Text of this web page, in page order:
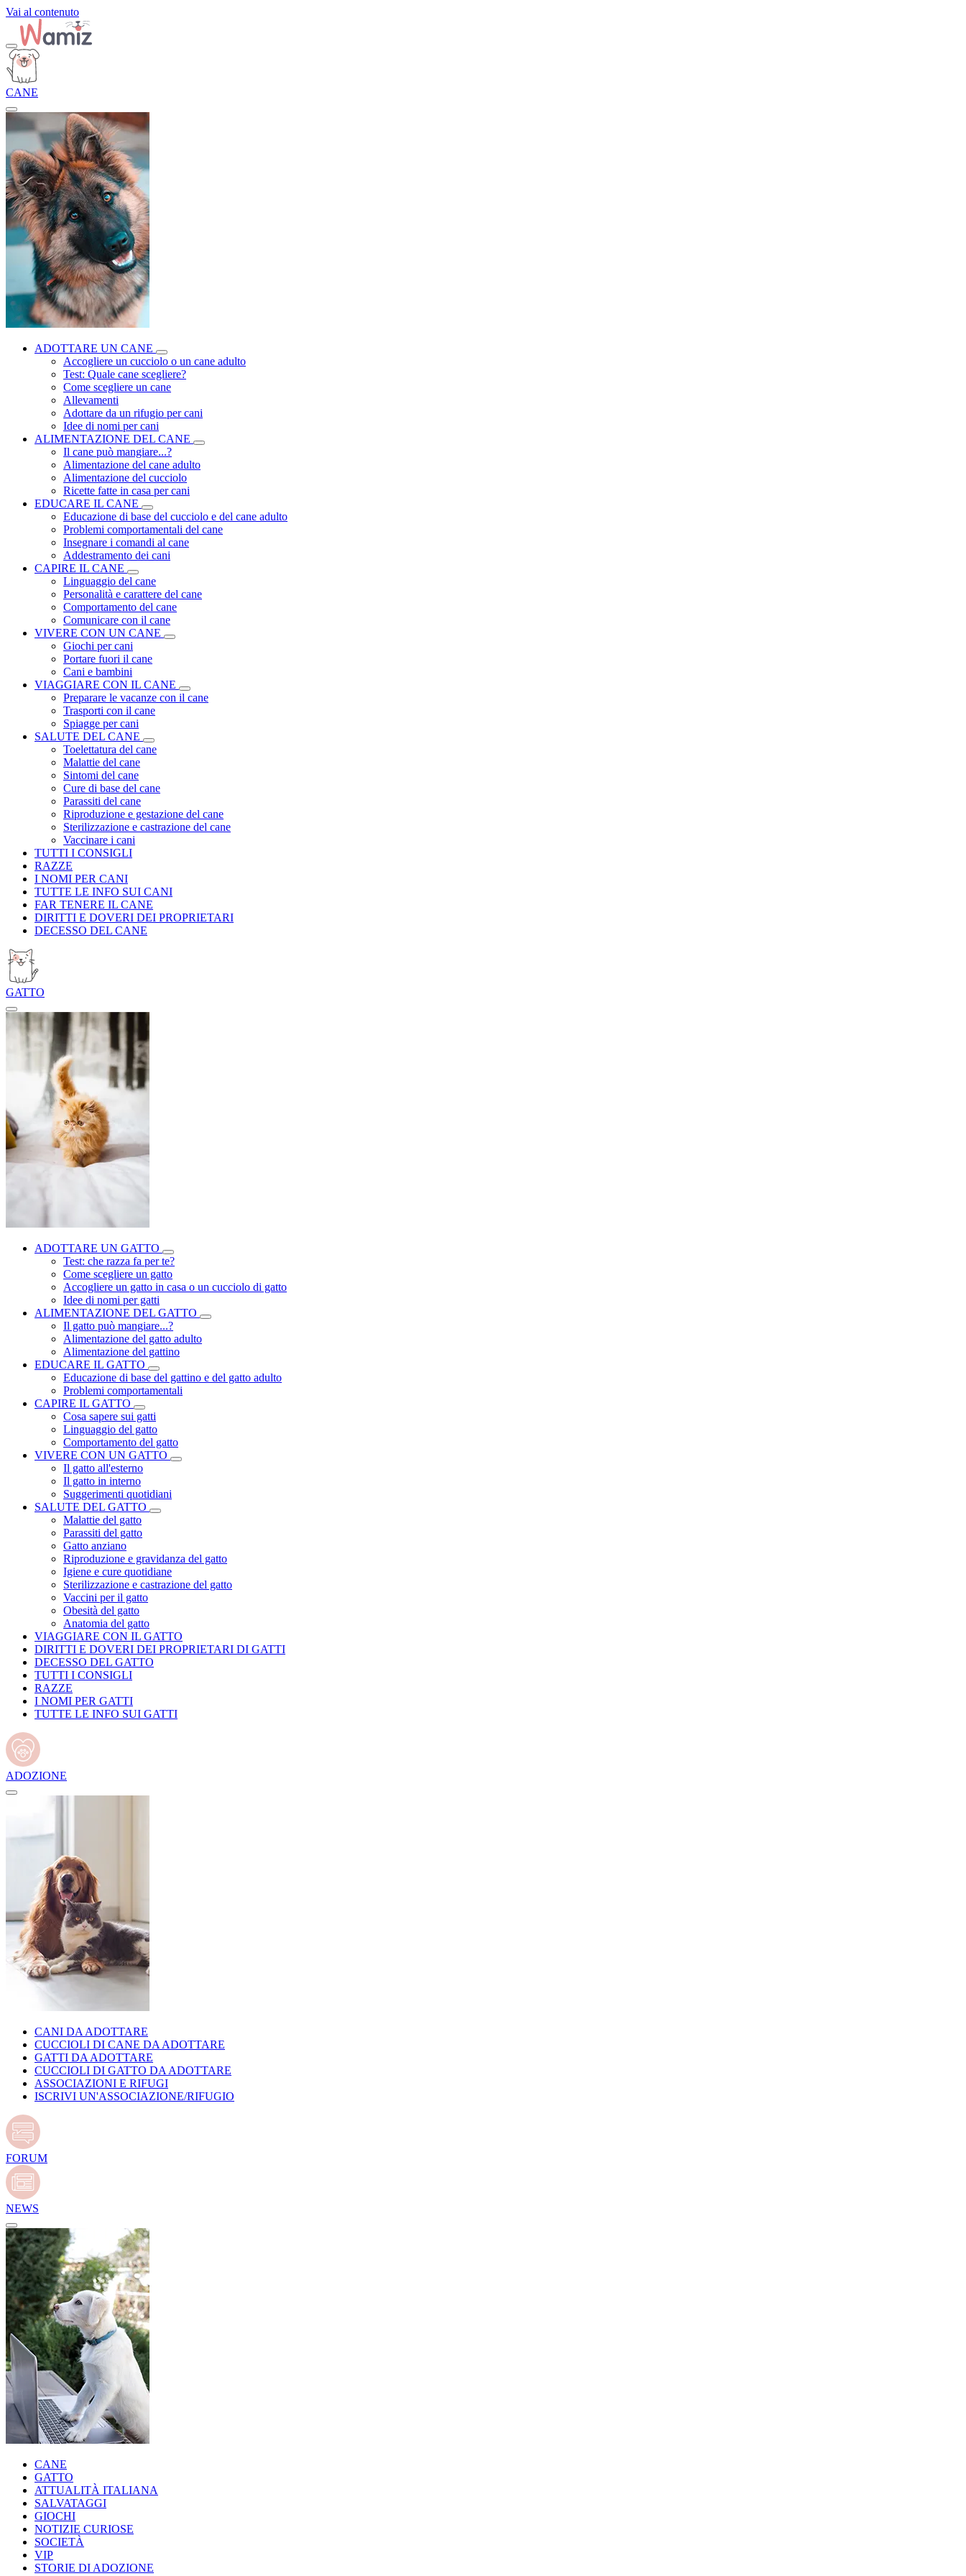
Vai al contenuto
CANE
ADOTTARE UN CANE
Accogliere un cucciolo o un cane adulto
Test: Quale cane scegliere?
Come scegliere un cane
Allevamenti
Adottare da un rifugio per cani
Idee di nomi per cani
ALIMENTAZIONE DEL CANE
Il cane può mangiare...?
Alimentazione del cane adulto
Alimentazione del cucciolo
Ricette fatte in casa per cani
EDUCARE IL CANE
Educazione di base del cucciolo e del cane adulto
Problemi comportamentali del cane
Insegnare i comandi al cane
Addestramento dei cani
CAPIRE IL CANE
Linguaggio del cane
Personalità e carattere del cane
Comportamento del cane
Comunicare con il cane
VIVERE CON UN CANE
Giochi per cani
Portare fuori il cane
Cani e bambini
VIAGGIARE CON IL CANE
Preparare le vacanze con il cane
Trasporti con il cane
Spiagge per cani
SALUTE DEL CANE
Toelettatura del cane
Malattie del cane
Sintomi del cane
Cure di base del cane
Parassiti del cane
Riproduzione e gestazione del cane
Sterilizzazione e castrazione del cane
Vaccinare i cani
TUTTI I CONSIGLI
RAZZE
I NOMI PER CANI
TUTTE LE INFO SUI CANI
FAR TENERE IL CANE
DIRITTI E DOVERI DEI PROPRIETARI
DECESSO DEL CANE
GATTO
ADOTTARE UN GATTO
Test: che razza fa per te?
Come scegliere un gatto
Accogliere un gatto in casa o un cucciolo di gatto
Idee di nomi per gatti
ALIMENTAZIONE DEL GATTO
Il gatto può mangiare...?
Alimentazione del gatto adulto
Alimentazione del gattino
EDUCARE IL GATTO
Educazione di base del gattino e del gatto adulto
Problemi comportamentali
CAPIRE IL GATTO
Cosa sapere sui gatti
Linguaggio del gatto
Comportamento del gatto
VIVERE CON UN GATTO
Il gatto all'esterno
Il gatto in interno
Suggerimenti quotidiani
SALUTE DEL GATTO
Malattie del gatto
Parassiti del gatto
Gatto anziano
Riproduzione e gravidanza del gatto
Igiene e cure quotidiane
Sterilizzazione e castrazione del gatto
Vaccini per il gatto
Obesità del gatto
Anatomia del gatto
VIAGGIARE CON IL GATTO
DIRITTI E DOVERI DEI PROPRIETARI DI GATTI
DECESSO DEL GATTO
TUTTI I CONSIGLI
RAZZE
I NOMI PER GATTI
TUTTE LE INFO SUI GATTI
ADOZIONE
CANI DA ADOTTARE
CUCCIOLI DI CANE DA ADOTTARE
GATTI DA ADOTTARE
CUCCIOLI DI GATTO DA ADOTTARE
ASSOCIAZIONI E RIFUGI
ISCRIVI UN'ASSOCIAZIONE/RIFUGIO
FORUM
NEWS
CANE
GATTO
ATTUALITÀ ITALIANA
SALVATAGGI
GIOCHI
NOTIZIE CURIOSE
SOCIETÀ
VIP
STORIE DI ADOZIONE